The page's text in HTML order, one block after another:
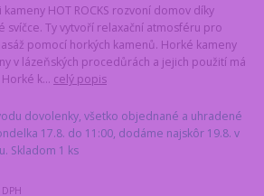
HOT ROCKS rozvoní domov díky
svíčce. Ty vytvoří relaxační atmosféru pro
pomocí horkých kamenů. Horké kameny
v lázeňských procedůrách a jejich použití má
k... celý popis
dovolenky, všetko objednané a uhradené
17.8. do 11:00, dodáme najskôr 19.8. v
Skladom 1 ks